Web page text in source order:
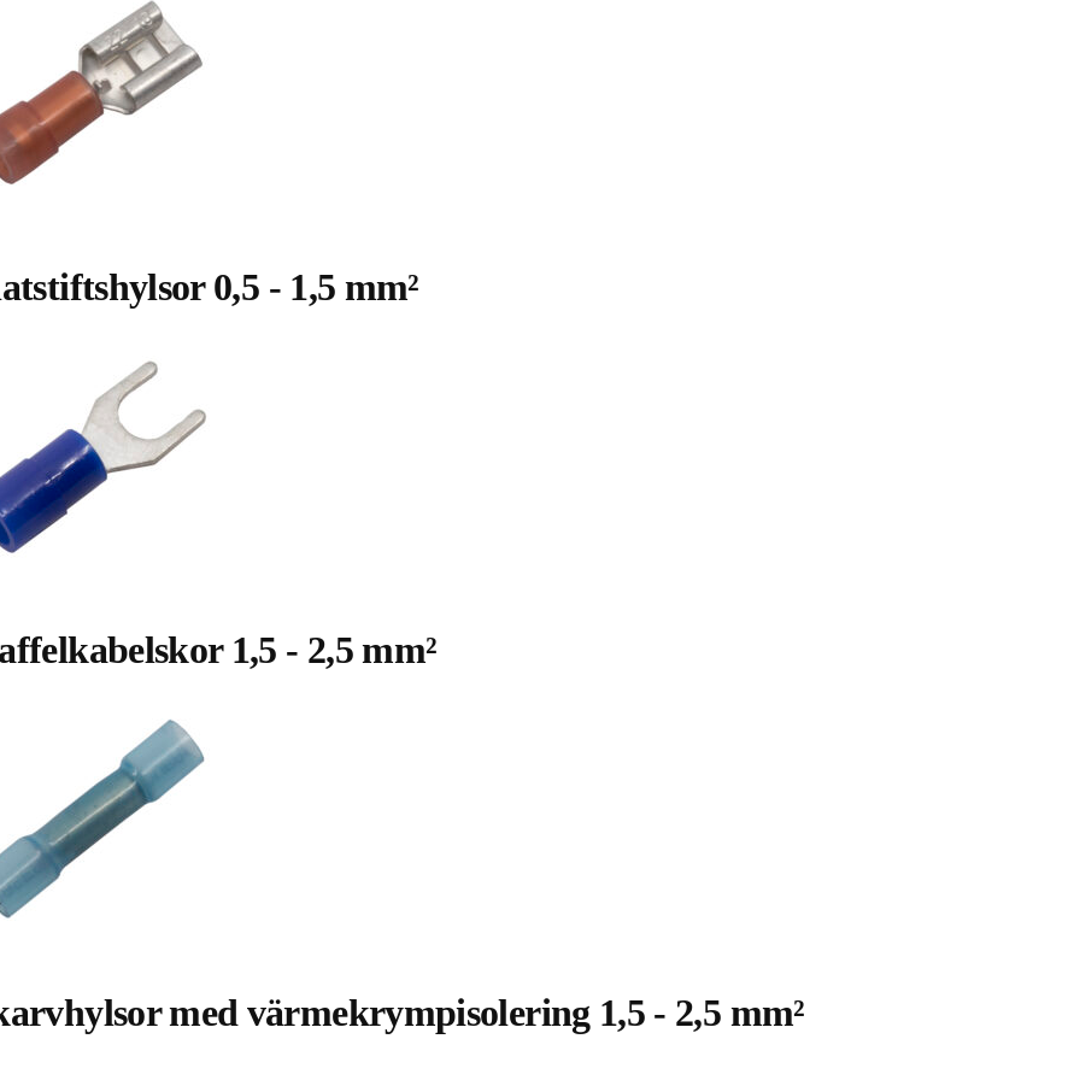
0,5 - 1,5 mm²
1,5 - 2,5 mm²
med värmekrympisolering 1,5 - 2,5 mm²